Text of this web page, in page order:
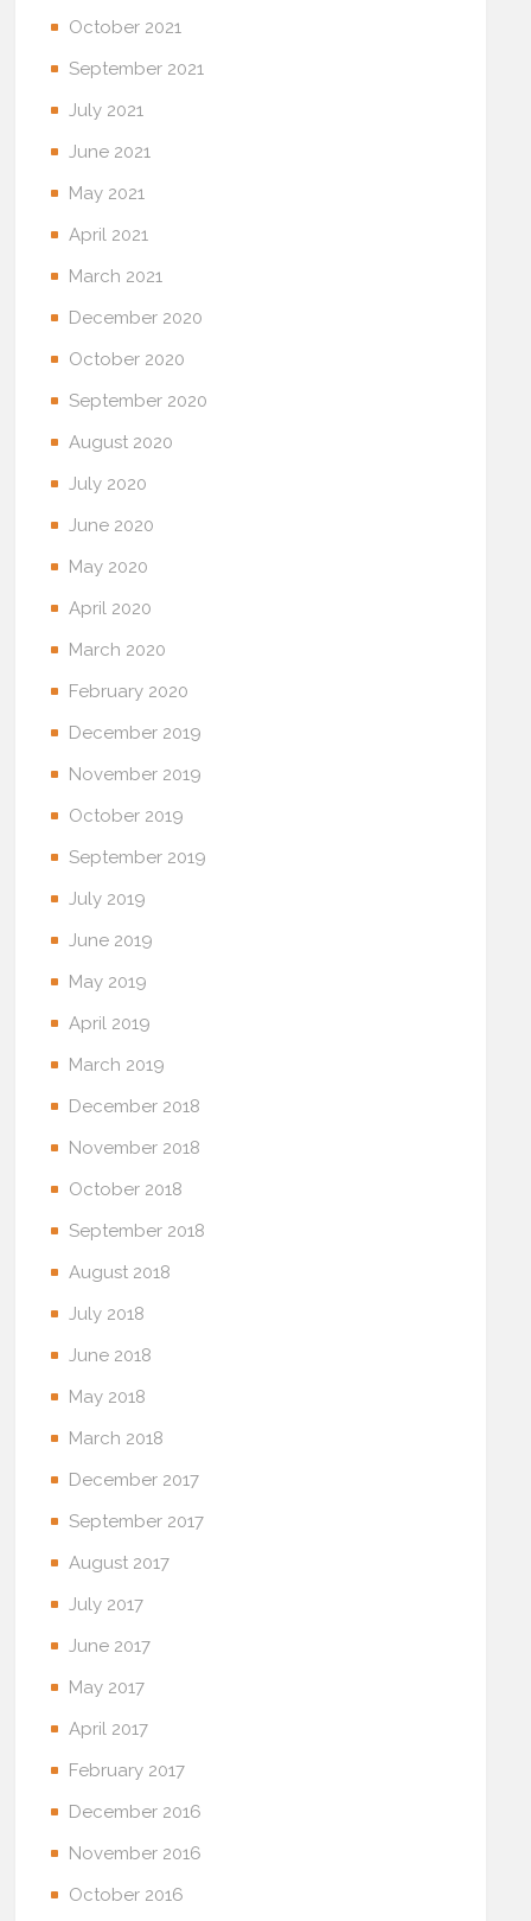
October 2021
September 2021
July 2021
June 2021
May 2021
April 2021
March 2021
December 2020
October 2020
September 2020
August 2020
July 2020
June 2020
May 2020
April 2020
March 2020
February 2020
December 2019
November 2019
October 2019
September 2019
July 2019
June 2019
May 2019
April 2019
March 2019
December 2018
November 2018
October 2018
September 2018
August 2018
July 2018
June 2018
May 2018
March 2018
December 2017
September 2017
August 2017
July 2017
June 2017
May 2017
April 2017
February 2017
December 2016
November 2016
October 2016